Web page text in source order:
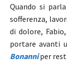
Quando si parla
sofferenza,
di dolore,
portare avanti
Bonanniper